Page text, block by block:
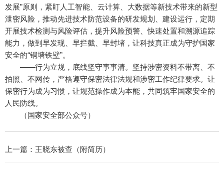
发展”原则，紧盯人工智能、云计算、大数据等新技术带来的新型
泄密风险，推动先进技术防范设备的研发规划、建设运行，定期
开展技术检测与风险评估，提升风险预警、快速处置和溯源追踪
能力，做到早发现、早拦截、早封堵，让科技真正成为守护国家
安全的“铜墙铁壁”。
——行为立规，底线坚守事事清。坚持涉密资料不带离、不
拍照、不网传，严格遵守保密法律法规和涉密工作纪律要求。让
保密行为成为习惯，让规范操作成为本能，共同筑牢国家安全的
人民防线。
（国家安全部公众号）
上一篇： 王晓东被查（附简历）